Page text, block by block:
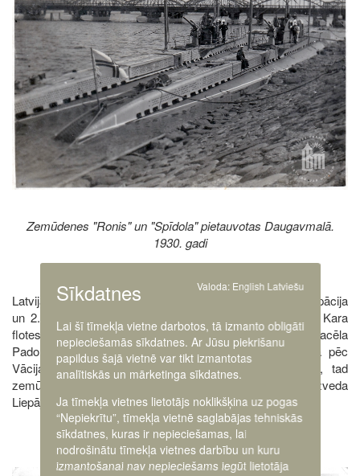
Zemūdenes "Ronis" un "Spīdola" pietauvotas Daugavmalā.
1930. gadi
Latvijas Kara flotes zemūdeņu likteni izšķīra Latvijas okupācija
un 2. Pasaules kara sākums. 1940. gada jūlijā Latvijas Kara
flotes kuģiem un arī zemūdenēm nolaida tās karogus un pacēla
Padomju kara flotes karogus. Ja karakuģi 1941. gadā pēc
Vācijas un PSRS kara sākuma vēl veica operācijas, tad
zemūdenes 1941. gada naktī no 24. uz 25. jūniju izveda
Liepājas priekšostā un nogremdēja.19
Sīkdatnes Valoda: English Latviešu
Lai šī tīmekļa vietne darbotos, tā izmanto obligāti
nepieciešamās sīkdatnes. Ar Jūsu piekrišanu
papildus šajā vietnē var tikt izmantotas
analītiskās un mārketinga sīkdatnes.
Ja tīmekļa vietnes lietotājs noklikšķina uz pogas
“Nepiekrītu”, tīmekļa vietnē saglabājas tehniskās
sīkdatnes, kuras ir nepieciešamas, lai
nodrošinātu tīmekļa vietnes darbību un kuru
izmantošanai nav nepieciešams iegūt lietotāja